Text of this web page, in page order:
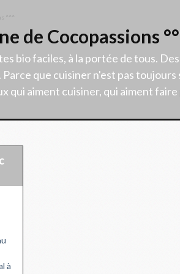
de Cocopassions
bio faciles, à la portée de tous.
que cuisiner n'est pas
qui aiment cuisiner, qui aiment faire
à